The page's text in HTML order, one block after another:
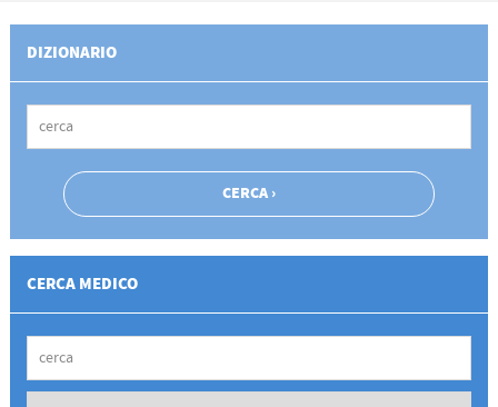
DIZIONARIO
CERCA MEDICO